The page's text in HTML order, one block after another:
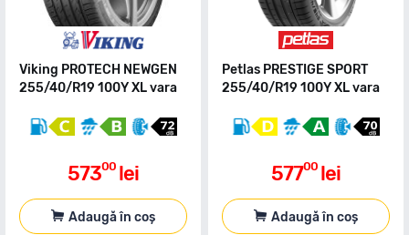
Viking PROTECH NEWGEN
255/40/R19 100Y XL vara
57300 lei
Adaugă în coș
Petlas PRESTIGE SPORT
255/40/R19 100Y XL vara
57700 lei
Adaugă în coș